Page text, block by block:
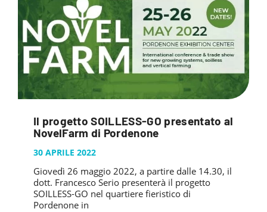
Il progetto SOILLESS-GO presentato al
NovelFarm di Pordenone
30 APRILE 2022
Giovedì 26 maggio 2022, a partire dalle 14.30, il
dott. Francesco Serio presenterà il progetto
SOILLESS-GO nel quartiere fieristico di
Pordenone in